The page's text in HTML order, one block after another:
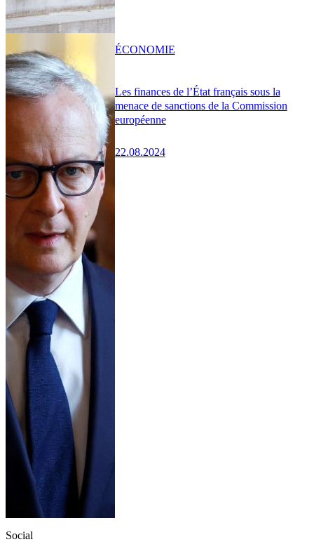
Les finances de l’État français sous la
menace de sanctions de la Commission
européenne
22.08.2024
ÉCONOMIE
Social